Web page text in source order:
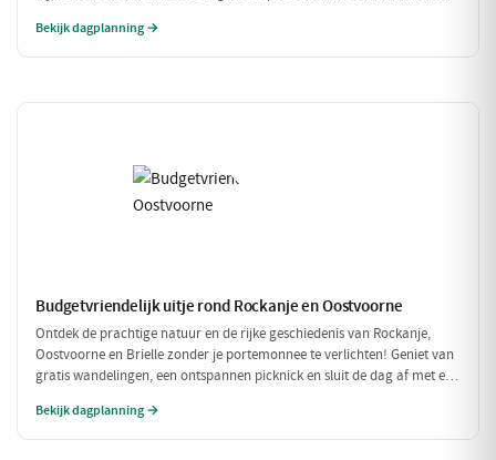
Bekijk dagplanning →
Budgetvriendelijk uitje rond Rockanje en Oostvoorne
Ontdek de prachtige natuur en de rijke geschiedenis van Rockanje,
Oostvoorne en Brielle zonder je portemonnee te verlichten! Geniet van
gratis wandelingen, een ontspannen picknick en sluit de dag af met een
Bekijk dagplanning →